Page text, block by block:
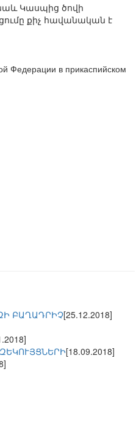
Կասպից ծովի
քիչ հավանական է
Федерации в прикаспийском
ԲԱՂԱԴՐԻՉ[25.12.2018]
[18.09.2018]